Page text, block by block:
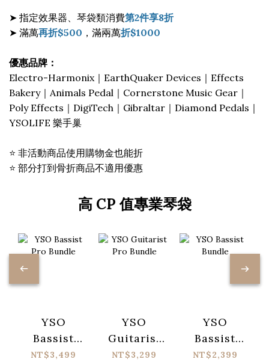
➤ 指定效果器、琴袋類消費第2件享8折
➤ 滿萬再折$500 ，滿兩萬折$1000
優惠品牌：
Electro-Harmonix｜EarthQuaker Devices｜Effects
Bakery｜Animals Pedal｜Cornerstone Music Gear｜
Poly Effects｜DigiTech｜Gibraltar｜Diamond Pedals｜
YSOLIFE 樂手巢
⭐ 非活動商品使用購物金也能折
⭐ 部分打到骨折商品不適用優惠
高 CP 值專業琴袋
YSO
Bassist
Pro
NT$3,499
YSO
Guitarist
Pro
NT$3,299
YSO
Bassist
Bundle
NT$2,399